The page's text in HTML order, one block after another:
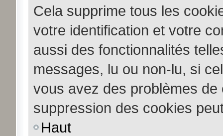
Cela supprime tous les
votre identification et votre
aussi des fonctionnalités
messages, lu ou non-lu, si
vous avez des problèmes
suppression des cookies
Haut